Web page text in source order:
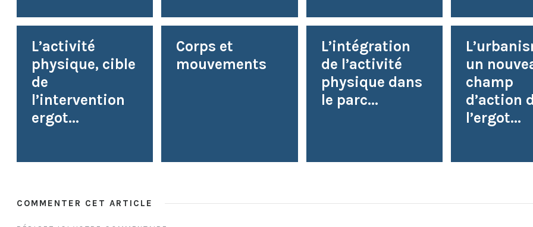
L’activité
physique, cible
de
l’intervention
ergot...
Corps et
mouvements
L’intégration
de l’activité
physique dans
le parc...
un
champ
d’action
l’ergot...
COMMENTER CET ARTICLE